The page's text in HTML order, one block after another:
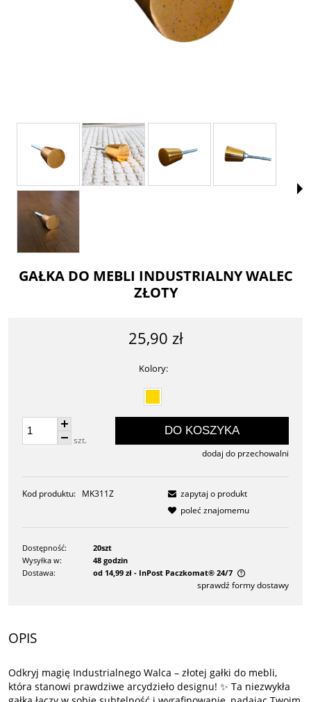
GAŁKA DO MEBLI INDUSTRIALNY WALEC
ZŁOTY
25,90 zł
Kolory:
szt.
DO KOSZYKA
dodaj do przechowalni
Kod produktu: MK311Z
zapytaj o produkt
poleć znajomemu
Dostępność:
20szt
Wysyłka w:
48 godzin
Dostawa:
od 14,99 zł - InPost Paczkomat® 24/7
Cena nie zawiera ewentualnych kosztów płatności
sprawdź formy dostawy
OPIS
Odkryj magię Industrialnego Walca – złotej gałki do mebli,
która stanowi prawdziwe arcydzieło designu! ✨ Ta niezwykła